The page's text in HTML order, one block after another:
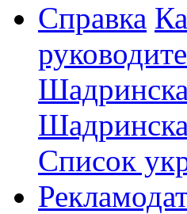
Справка
Шадринска
Шадринска
Список